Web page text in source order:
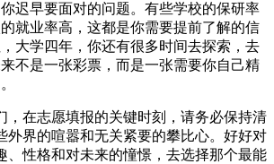
迟早要面对的问题。有些学校的保研率
就业率高，这都是你需要提前了解的信
大学四年，你还有很多时间去探索，去
不是一张彩票，而是一张需要你自己精
，在志愿填报的关键时刻，请务必保持清
外界的喧嚣和无关紧要的攀比心。好好对
、性格和对未来的憧憬，去选择那个最能